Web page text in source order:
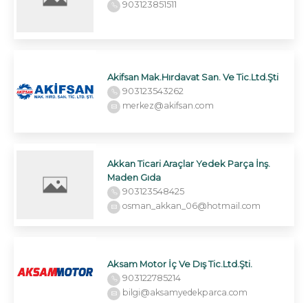
903123851511
Akifsan Mak.Hırdavat San. Ve Tic.Ltd.Şti
903123543262
merkez@akifsan.com
Akkan Ticari Araçlar Yedek Parça İnş.
Maden Gıda
903123548425
osman_akkan_06@hotmail.com
Aksam Motor İç Ve Dış Tic.Ltd.Şti.
903122785214
bilgi@aksamyedekparca.com